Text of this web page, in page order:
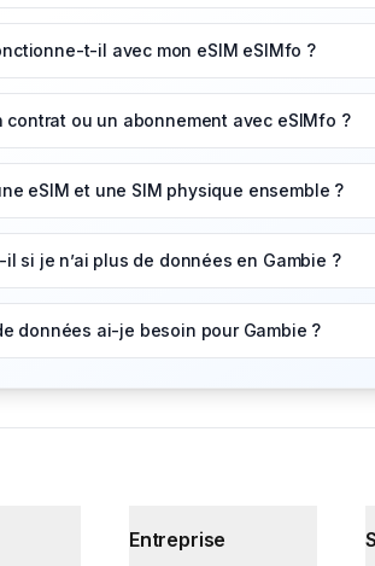
t-il avec mon eSIM eSIMfo ?
contrat ou un abonnement avec eSIMfo ?
eSIM et une SIM physique ensemble ?
si je n’ai plus de données en Gambie ?
données ai-je besoin pour Gambie ?
Entreprise